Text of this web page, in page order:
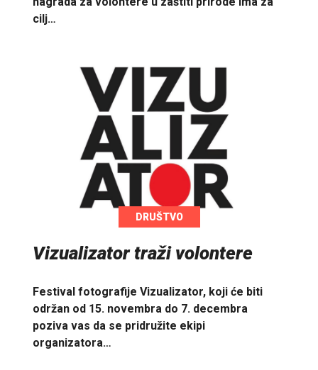
cilj…
DRUŠTVO
Vizualizator traži volontere
Festival fotografije Vizualizator, koji će biti
održan od 15. novembra do 7. decembra
poziva vas da se pridružite ekipi
organizatora…